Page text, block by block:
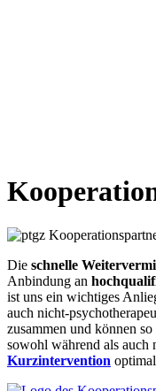
Die schnelle
Anbindung an
ist uns ein wichtiges
auch nicht-
zusammen und können
sowohl während als auch
Kurzintervention